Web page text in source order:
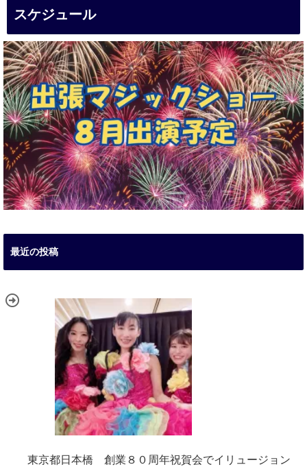
スケジュール
最近の投稿
東京都日本橋 創業８０周年祝賀会でイリュージョン